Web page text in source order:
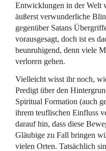
Entwicklungen in der Welt
äußerst verwunderliche
gegenüber Satans
vorausgesagt, doch ist es
beunruhigend, denn viele
verloren gehen.
Vielleicht wisst ihr noch,
Predigt über den
Spiritual Formation (auch
ihrem teuflischen Einfluss
darauf hin, dass diese
Gläubige zu Fall bringen
vielen Orten. Tatsächlich